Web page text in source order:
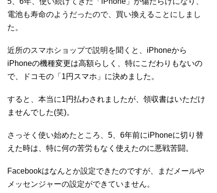
電池も寿命のようだったので、買い換えることにしまし
た。
近所のスマホショップで説明を聞くと、 iPhoneから
iPhoneの機種変更は高額らしく、特にこだわりもないの
で、ドコモの「 1円スマホ」に決めました。
すると、本当に1円払わされましたが、領収書はいただけ
ませんでした(笑)。
さっそく使い始めたところ、 5 6年前にiPhoneに切り替
えた時は、特に何の苦労もなく使えたのに悪戦苦闘。
Facebookはなんとか設定できたのですが、まだメールや
メッセンジャーの設定ができていません。